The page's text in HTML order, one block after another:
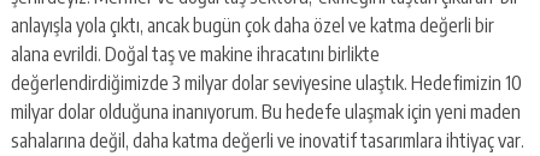
anlayışla yola çıktı, ancak bugün çok daha özel ve katma değerli bir
alana evrildi. Doğal taş ve makine ihracatını birlikte
değerlendirdiğimizde 3 milyar dolar seviyesine ulaştık. Hedefimizin 10
milyar dolar olduğuna inanıyorum. Bu hedefe ulaşmak için yeni maden
sahalarına değil, daha katma değerli ve inovatif tasarımlara ihtiyaç var.